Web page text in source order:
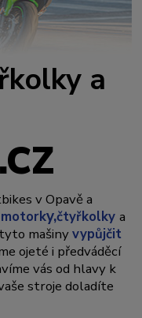
a
v Opavě a
motorky,čtyřkolkya
tyto mašinyvypůjčit
ojeté i předváděcí
vás od hlavy k
stroje doladíte